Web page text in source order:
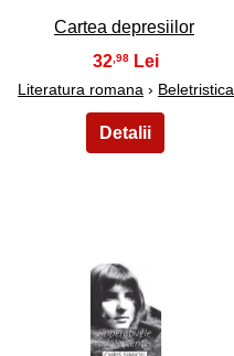
Cartea depresiilor
32,98
Literatura romana › Beletristica
33